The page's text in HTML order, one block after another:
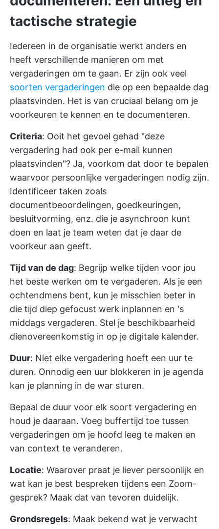
tactische strategie
Iedereen in de organisatie werkt anders en
heeft verschillende manieren om met
vergaderingen om te gaan. Er zijn ook veel
soorten vergaderingen die op een bepaalde dag
plaatsvinden. Het is van cruciaal belang om je
voorkeuren te kennen en te documenteren.
Criteria: Ooit het gevoel gehad "deze
vergadering had ook per e-mail kunnen
plaatsvinden"? Ja, voorkom dat door te bepalen
waarvoor persoonlijke vergaderingen nodig zijn.
Identificeer taken zoals
documentbeoordelingen, goedkeuringen,
besluitvorming, enz. die je asynchroon kunt
doen en laat je team weten dat je daar de
voorkeur aan geeft.
Tijd van de dag: Begrijp welke tijden voor jou
het beste werken om te vergaderen. Als je een
ochtendmens bent, kun je misschien beter in
die tijd diep gefocust werk inplannen en 's
middags vergaderen. Stel je beschikbaarheid
dienovereenkomstig in op je digitale kalender.
Duur: Niet elke vergadering hoeft een uur te
duren. Onnodig een uur blokkeren in je agenda
kan je planning in de war sturen.
Bepaal de duur voor elk soort vergadering en
houd je daaraan. Voeg buffertijd toe tussen
vergaderingen om je hoofd leeg te maken en
van context te veranderen.
Locatie: Waarover praat je liever persoonlijk en
wat kan je best bespreken tijdens een Zoom-
gesprek? Maak dat van tevoren duidelijk.
Grondsregels: Maak bekend wat je verwacht